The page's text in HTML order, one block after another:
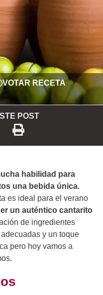
VOTAR RECETA
POST
habilidad para
una bebida única.
es ideal para el verano
un auténtico cantarito
de ingredientes
y un toque
pero hoy vamos a